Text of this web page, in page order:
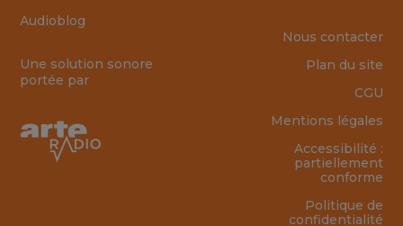
Audioblog
Une solution sonore
portée par
Nous contacter
Plan du site
CGU
Mentions légales
Accessibilité :
partiellement
conforme
Politique de
confidentialité